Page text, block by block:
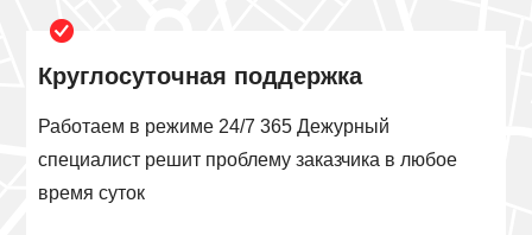
Круглосуточная поддержка
Работаем в режиме 24/7 365 Дежурный
специалист решит проблему заказчика в любое
время суток